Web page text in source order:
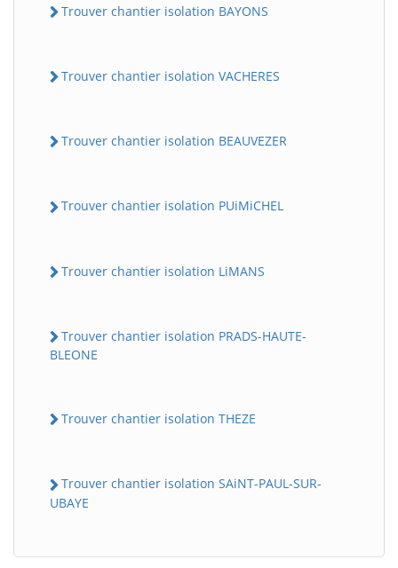
Trouver chantier isolation BAYONS
Trouver chantier isolation VACHERES
Trouver chantier isolation BEAUVEZER
Trouver chantier isolation PUiMiCHEL
Trouver chantier isolation LiMANS
Trouver chantier isolation PRADS-HAUTE-
BLEONE
Trouver chantier isolation THEZE
Trouver chantier isolation SAiNT-PAUL-SUR-
UBAYE